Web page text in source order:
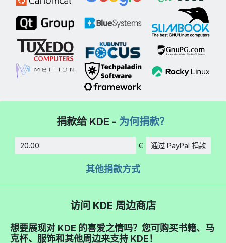
捐款给 KDE - 为何捐款？
€ 通过 PayPal 捐款
其他捐款方式
访问 KDE 周边商店
想要展现对 KDE 的喜爱之情吗？您可购买书籍、马
克杯、服饰和其他周边来支持 KDE！